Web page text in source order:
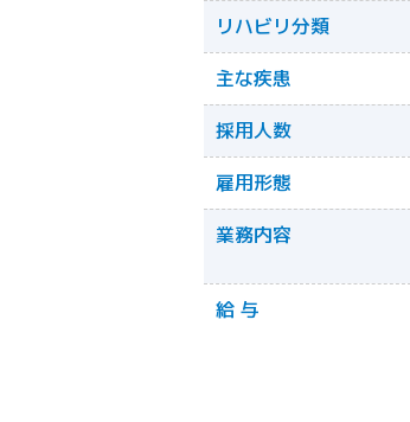
リハビリ分類
主な疾患
採用人数
雇用形態
業務内容
給 与